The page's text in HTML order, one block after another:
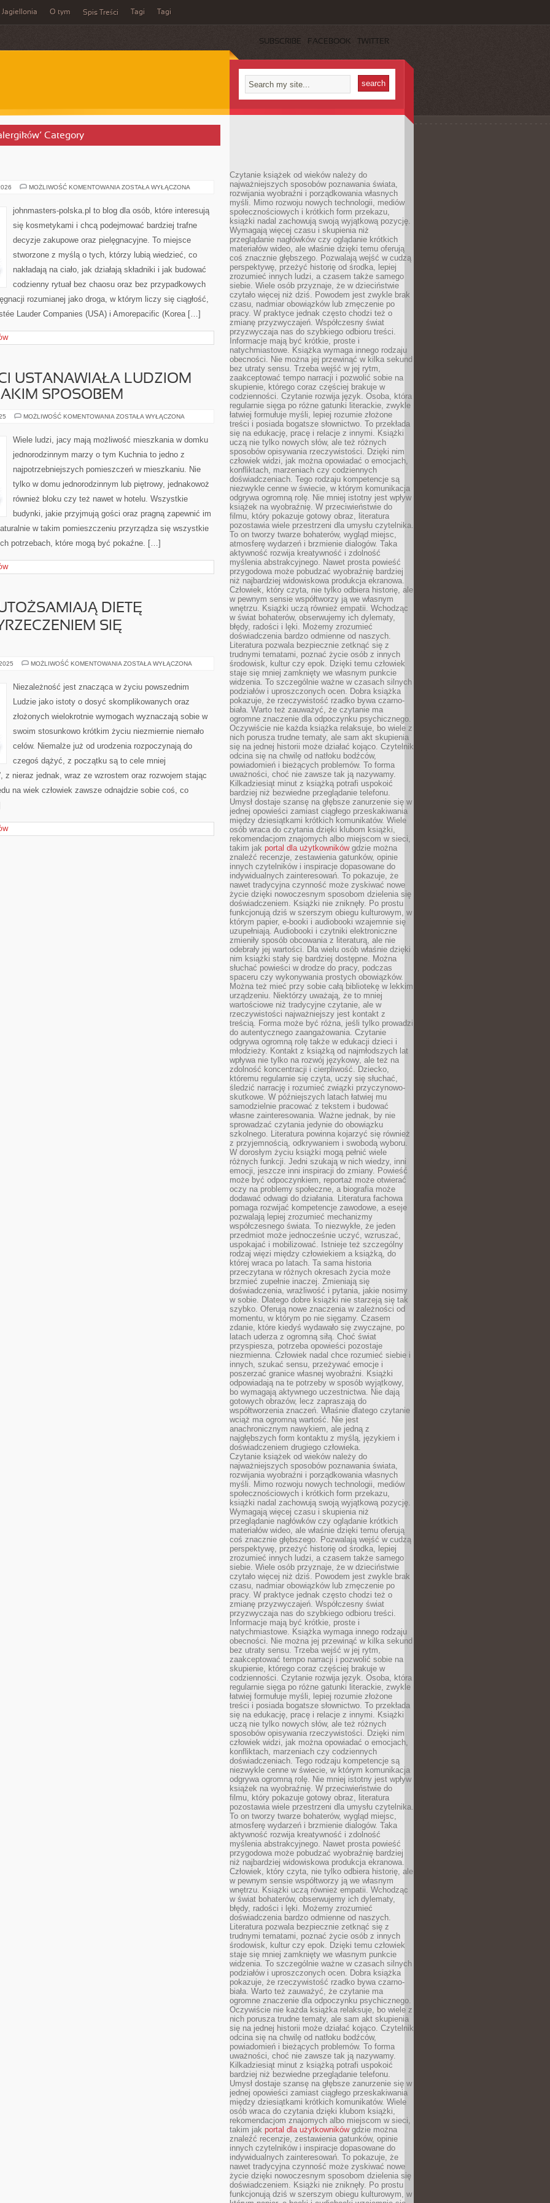
Jagiellonia O tym Spis Treści Tagi Tagi
SUBSCRIBE FACEBOOK TWITTER
Category
MOŻLIWOŚĆ KOMENTOWANIA REVLON
ZOSTAŁA WYŁĄCZONA
johnmasters-polska.pl to blog dla osób, które interesują
się kosmetykami i chcą podejmować bardziej trafne
decyzje zakupowe oraz pielęgnacyjne. To miejsce
stworzone z myślą o tych, którzy lubią wiedzieć, co
nakładają na ciało, jak działają składniki i jak budować
codzienny rytuał bez chaosu oraz bez przypadkowych
rozumianej jako droga, w którym liczy się ciągłość,
Lauder Companies (USA) i Amorepacific (Korea […]
USTANAWIAŁA LUDZIOM
SPOSOBEM
MOŻLIWOŚĆ KOMENTOWANIA MODA
USTANAWIAŁA
LUDZIOM
GDZIE
JAKIM
ZOSTAŁA WYŁĄCZONA
Wiele ludzi, jacy mają możliwość mieszkania w domku
jednorodzinnym marzy o tym Kuchnia to jedno z
najpotrzebniejszych pomieszczeń w mieszkaniu. Nie
tylko w domu jednorodzinnym lub piętrowy, jednakowoż
również bloku czy też nawet w hotelu. Wszystkie
budynki, jakie przyjmują gości oraz pragną zapewnić im
w takim pomieszczeniu przyrządza się wszystkie
potrzebach, które mogą być pokaźne. […]
DIETĘ
SIĘ
MOŻLIWOŚĆ KOMENTOWANIA LUDZIE,
DIETĘ
ZWŁASZCZA
WYRZECZENIEM
PERFEKCYJNYCH
ZOSTAŁA WYŁĄCZONA
Niezależność jest znacząca w życiu powszednim
Ludzie jako istoty o dosyć skomplikowanych oraz
złożonych wielokrotnie wymogach wyznaczają sobie w
swoim stosunkowo krótkim życiu niezmiernie niemało
celów. Niemalże już od urodzenia rozpoczynają do
czegoś dążyć, z początku są to cele mniej
z nieraz jednak, wraz ze wzrostem oraz rozwojem stając
na wiek człowiek zawsze odnajdzie sobie coś, co
Czytanie książek od wieków należy do
najważniejszych sposobów poznawania świata,
rozwijania wyobraźni i porządkowania własnych
myśli. Mimo rozwoju nowych technologii, mediów
społecznościowych i krótkich form przekazu,
książki nadal zachowują swoją wyjątkową pozycję.
Wymagają więcej czasu i skupienia niż
przeglądanie nagłówków czy oglądanie krótkich
materiałów wideo, ale właśnie dzięki temu oferują
coś znacznie głębszego. Pozwalają wejść w cudzą
perspektywę, przeżyć historię od środka, lepiej
zrozumieć innych ludzi, a czasem także samego
siebie. Wiele osób przyznaje, że w dzieciństwie
czytało więcej niż dziś. Powodem jest zwykle brak
czasu, nadmiar obowiązków lub zmęczenie po
pracy. W praktyce jednak często chodzi też o
zmianę przyzwyczajeń. Współczesny świat
przyzwyczaja nas do szybkiego odbioru treści.
Informacje mają być krótkie, proste i
natychmiastowe. Książka wymaga innego rodzaju
obecności. Nie można jej przewinąć w kilka sekund
bez utraty sensu. Trzeba wejść w jej rytm,
zaakceptować tempo narracji i pozwolić sobie na
skupienie, którego coraz częściej brakuje w
codzienności. Czytanie rozwija język. Osoba, która
regularnie sięga po różne gatunki literackie, zwykle
łatwiej formułuje myśli, lepiej rozumie złożone
treści i posiada bogatsze słownictwo. To przekłada
się na edukację, pracę i relacje z innymi. Książki
uczą nie tylko nowych słów, ale też różnych
sposobów opisywania rzeczywistości. Dzięki nim
człowiek widzi, jak można opowiadać o emocjach,
konfliktach, marzeniach czy codziennych
doświadczeniach. Tego rodzaju kompetencje są
niezwykle cenne w świecie, w którym komunikacja
odgrywa ogromną rolę. Nie mniej istotny jest wpływ
książek na wyobraźnię. W przeciwieństwie do
filmu, który pokazuje gotowy obraz, literatura
pozostawia wiele przestrzeni dla umysłu czytelnika.
To on tworzy twarze bohaterów, wygląd miejsc,
atmosferę wydarzeń i brzmienie dialogów. Taka
aktywność rozwija kreatywność i zdolność
myślenia abstrakcyjnego. Nawet prosta powieść
przygodowa może pobudzać wyobraźnię bardziej
niż najbardziej widowiskowa produkcja ekranowa.
Człowiek, który czyta, nie tylko odbiera historię, ale
w pewnym sensie współtworzy ją we własnym
wnętrzu. Książki uczą również empatii. Wchodząc
w świat bohaterów, obserwujemy ich dylematy,
błędy, radości i lęki. Możemy zrozumieć
doświadczenia bardzo odmienne od naszych.
Literatura pozwala bezpiecznie zetknąć się z
trudnymi tematami, poznać życie osób z innych
środowisk, kultur czy epok. Dzięki temu człowiek
staje się mniej zamknięty we własnym punkcie
widzenia. To szczególnie ważne w czasach silnych
podziałów i uproszczonych ocen. Dobra książka
pokazuje, że rzeczywistość rzadko bywa czarno-
biała. Warto też zauważyć, że czytanie ma
ogromne znaczenie dla odpoczynku psychicznego.
Oczywiście nie każda książka relaksuje, bo wiele z
nich porusza trudne tematy, ale sam akt skupienia
się na jednej historii może działać kojąco. Czytelnik
odcina się na chwilę od natłoku bodźców,
powiadomień i bieżących problemów. To forma
uważności, choć nie zawsze tak ją nazywamy.
Kilkadziesiąt minut z książką potrafi uspokoić
bardziej niż bezwiedne przeglądanie telefonu.
Umysł dostaje szansę na głębsze zanurzenie się w
jednej opowieści zamiast ciągłego przeskakiwania
między dziesiątkami krótkich komunikatów. Wiele
osób wraca do czytania dzięki klubom książki,
rekomendacjom znajomych albo miejscom w sieci,
takim jak portal dla użytkownikówgdzie można
znaleźć recenzje, zestawienia gatunków, opinie
innych czytelników i inspiracje dopasowane do
indywidualnych zainteresowań. To pokazuje, że
nawet tradycyjna czynność może zyskiwać nowe
życie dzięki nowoczesnym sposobom dzielenia się
doświadczeniem. Książki nie zniknęły. Po prostu
funkcjonują dziś w szerszym obiegu kulturowym, w
którym papier, e-booki i audiobooki wzajemnie się
uzupełniają. Audiobooki i czytniki elektroniczne
zmieniły sposób obcowania z literaturą, ale nie
odebrały jej wartości. Dla wielu osób właśnie dzięki
nim książki stały się bardziej dostępne. Można
słuchać powieści w drodze do pracy, podczas
spaceru czy wykonywania prostych obowiązków.
Można też mieć przy sobie całą bibliotekę w lekkim
urządzeniu. Niektórzy uważają, że to mniej
wartościowe niż tradycyjne czytanie, ale w
rzeczywistości najważniejszy jest kontakt z
treścią. Forma może być różna, jeśli tylko prowadzi
do autentycznego zaangażowania. Czytanie
odgrywa ogromną rolę także w edukacji dzieci i
młodzieży. Kontakt z książką od najmłodszych lat
wpływa nie tylko na rozwój językowy, ale też na
zdolność koncentracji i cierpliwość. Dziecko,
któremu regularnie się czyta, uczy się słuchać,
śledzić narrację i rozumieć związki przyczynowo-
skutkowe. W późniejszych latach łatwiej mu
samodzielnie pracować z tekstem i budować
własne zainteresowania. Ważne jednak, by nie
sprowadzać czytania jedynie do obowiązku
szkolnego. Literatura powinna kojarzyć się również
z przyjemnością, odkrywaniem i swobodą wyboru.
W dorosłym życiu książki mogą pełnić wiele
różnych funkcji. Jedni szukają w nich wiedzy, inni
emocji, jeszcze inni inspiracji do zmiany. Powieść
może być odpoczynkiem, reportaż może otwierać
oczy na problemy społeczne, a biografia może
dodawać odwagi do działania. Literatura fachowa
pomaga rozwijać kompetencje zawodowe, a eseje
pozwalają lepiej zrozumieć mechanizmy
współczesnego świata. To niezwykłe, że jeden
przedmiot może jednocześnie uczyć, wzruszać,
uspokajać i mobilizować. Istnieje też szczególny
rodzaj więzi między człowiekiem a książką, do
której wraca po latach. Ta sama historia
przeczytana w różnych okresach życia może
brzmieć zupełnie inaczej. Zmieniają się
doświadczenia, wrażliwość i pytania, jakie nosimy
w sobie. Dlatego dobre książki nie starzeją się tak
szybko. Oferują nowe znaczenia w zależności od
momentu, w którym po nie sięgamy. Czasem
zdanie, które kiedyś wydawało się zwyczajne, po
latach uderza z ogromną siłą. Choć świat
przyspiesza, potrzeba opowieści pozostaje
niezmienna. Człowiek nadal chce rozumieć siebie i
innych, szukać sensu, przeżywać emocje i
poszerzać granice własnej wyobraźni. Książki
odpowiadają na te potrzeby w sposób wyjątkowy,
bo wymagają aktywnego uczestnictwa. Nie dają
gotowych obrazów, lecz zapraszają do
współtworzenia znaczeń. Właśnie dlatego czytanie
wciąż ma ogromną wartość. Nie jest
anachronicznym nawykiem, ale jedną z
najgłębszych form kontaktu z myślą, językiem i
doświadczeniem drugiego człowieka.
Czytanie książek od wieków należy do
najważniejszych sposobów poznawania świata,
rozwijania wyobraźni i porządkowania własnych
myśli. Mimo rozwoju nowych technologii, mediów
społecznościowych i krótkich form przekazu,
książki nadal zachowują swoją wyjątkową pozycję.
Wymagają więcej czasu i skupienia niż
przeglądanie nagłówków czy oglądanie krótkich
materiałów wideo, ale właśnie dzięki temu oferują
coś znacznie głębszego. Pozwalają wejść w cudzą
perspektywę, przeżyć historię od środka, lepiej
zrozumieć innych ludzi, a czasem także samego
siebie. Wiele osób przyznaje, że w dzieciństwie
czytało więcej niż dziś. Powodem jest zwykle brak
czasu, nadmiar obowiązków lub zmęczenie po
pracy. W praktyce jednak często chodzi też o
zmianę przyzwyczajeń. Współczesny świat
przyzwyczaja nas do szybkiego odbioru treści.
Informacje mają być krótkie, proste i
natychmiastowe. Książka wymaga innego rodzaju
obecności. Nie można jej przewinąć w kilka sekund
bez utraty sensu. Trzeba wejść w jej rytm,
zaakceptować tempo narracji i pozwolić sobie na
skupienie, którego coraz częściej brakuje w
codzienności. Czytanie rozwija język. Osoba, która
regularnie sięga po różne gatunki literackie, zwykle
łatwiej formułuje myśli, lepiej rozumie złożone
treści i posiada bogatsze słownictwo. To przekłada
się na edukację, pracę i relacje z innymi. Książki
uczą nie tylko nowych słów, ale też różnych
sposobów opisywania rzeczywistości. Dzięki nim
człowiek widzi, jak można opowiadać o emocjach,
konfliktach, marzeniach czy codziennych
doświadczeniach. Tego rodzaju kompetencje są
niezwykle cenne w świecie, w którym komunikacja
odgrywa ogromną rolę. Nie mniej istotny jest wpływ
książek na wyobraźnię. W przeciwieństwie do
filmu, który pokazuje gotowy obraz, literatura
pozostawia wiele przestrzeni dla umysłu czytelnika.
To on tworzy twarze bohaterów, wygląd miejsc,
atmosferę wydarzeń i brzmienie dialogów. Taka
aktywność rozwija kreatywność i zdolność
myślenia abstrakcyjnego. Nawet prosta powieść
przygodowa może pobudzać wyobraźnię bardziej
niż najbardziej widowiskowa produkcja ekranowa.
Człowiek, który czyta, nie tylko odbiera historię, ale
w pewnym sensie współtworzy ją we własnym
wnętrzu. Książki uczą również empatii. Wchodząc
w świat bohaterów, obserwujemy ich dylematy,
błędy, radości i lęki. Możemy zrozumieć
doświadczenia bardzo odmienne od naszych.
Literatura pozwala bezpiecznie zetknąć się z
trudnymi tematami, poznać życie osób z innych
środowisk, kultur czy epok. Dzięki temu człowiek
staje się mniej zamknięty we własnym punkcie
widzenia. To szczególnie ważne w czasach silnych
podziałów i uproszczonych ocen. Dobra książka
pokazuje, że rzeczywistość rzadko bywa czarno-
biała. Warto też zauważyć, że czytanie ma
ogromne znaczenie dla odpoczynku psychicznego.
Oczywiście nie każda książka relaksuje, bo wiele z
nich porusza trudne tematy, ale sam akt skupienia
się na jednej historii może działać kojąco. Czytelnik
odcina się na chwilę od natłoku bodźców,
powiadomień i bieżących problemów. To forma
uważności, choć nie zawsze tak ją nazywamy.
Kilkadziesiąt minut z książką potrafi uspokoić
bardziej niż bezwiedne przeglądanie telefonu.
Umysł dostaje szansę na głębsze zanurzenie się w
jednej opowieści zamiast ciągłego przeskakiwania
między dziesiątkami krótkich komunikatów. Wiele
osób wraca do czytania dzięki klubom książki,
rekomendacjom znajomych albo miejscom w sieci,
takim jak portal dla użytkownikówgdzie można
znaleźć recenzje, zestawienia gatunków, opinie
innych czytelników i inspiracje dopasowane do
indywidualnych zainteresowań. To pokazuje, że
nawet tradycyjna czynność może zyskiwać nowe
życie dzięki nowoczesnym sposobom dzielenia się
doświadczeniem. Książki nie zniknęły. Po prostu
funkcjonują dziś w szerszym obiegu kulturowym, w